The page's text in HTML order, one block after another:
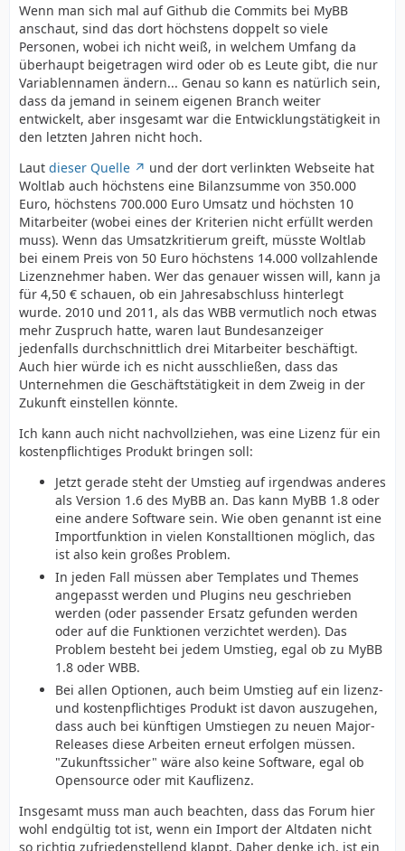
Wenn man sich mal auf Github die Commits bei MyBB
anschaut, sind das dort höchstens doppelt so viele
Personen, wobei ich nicht weiß, in welchem Umfang da
überhaupt beigetragen wird oder ob es Leute gibt, die nur
Variablennamen ändern... Genau so kann es natürlich sein,
dass da jemand in seinem eigenen Branch weiter
entwickelt, aber insgesamt war die Entwicklungstätigkeit in
den letzten Jahren nicht hoch.
Laut dieser Quelle
und der dort verlinkten Webseite hat
Woltlab auch höchstens eine Bilanzsumme von 350.000
Euro, höchstens 700.000 Euro Umsatz und höchsten 10
Mitarbeiter (wobei eines der Kriterien nicht erfüllt werden
muss). Wenn das Umsatzkritierum greift, müsste Woltlab
bei einem Preis von 50 Euro höchstens 14.000 vollzahlende
Lizenznehmer haben. Wer das genauer wissen will, kann ja
für 4,50 € schauen, ob ein Jahresabschluss hinterlegt
wurde. 2010 und 2011, als das WBB vermutlich noch etwas
mehr Zuspruch hatte, waren laut Bundesanzeiger
jedenfalls durchschnittlich drei Mitarbeiter beschäftigt.
Auch hier würde ich es nicht ausschließen, dass das
Unternehmen die Geschäftstätigkeit in dem Zweig in der
Zukunft einstellen könnte.
Ich kann auch nicht nachvollziehen, was eine Lizenz für ein
kostenpflichtiges Produkt bringen soll:
Jetzt gerade steht der Umstieg auf irgendwas anderes
als Version 1.6 des MyBB an. Das kann MyBB 1.8 oder
eine andere Software sein. Wie oben genannt ist eine
Importfunktion in vielen Konstalltionen möglich, das
ist also kein großes Problem.
In jeden Fall müssen aber Templates und Themes
angepasst werden und Plugins neu geschrieben
werden (oder passender Ersatz gefunden werden
oder auf die Funktionen verzichtet werden). Das
Problem besteht bei jedem Umstieg, egal ob zu MyBB
1.8 oder WBB.
Bei allen Optionen, auch beim Umstieg auf ein lizenz-
und kostenpflichtiges Produkt ist davon auszugehen,
dass auch bei künftigen Umstiegen zu neuen Major-
Releases diese Arbeiten erneut erfolgen müssen.
"Zukunftssicher" wäre also keine Software, egal ob
Opensource oder mit Kauflizenz.
Insgesamt muss man auch beachten, dass das Forum hier
wohl endgültig tot ist, wenn ein Import der Altdaten nicht
so richtig zufriedenstellend klappt. Daher denke ich, ist ein